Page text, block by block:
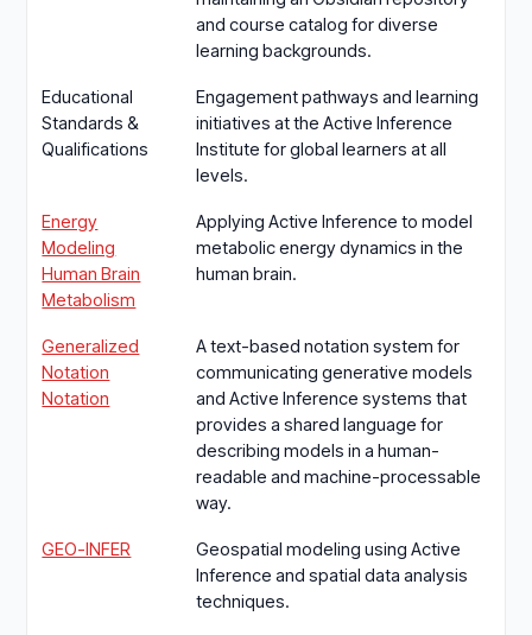
and course catalog for diverse
learning backgrounds.
Educational
Standards &
Qualifications
Engagement pathways and learning
initiatives at the Active Inference
Institute for global learners at all
levels.
Energy
Modeling
Human Brain
Metabolism
Applying Active Inference to model
metabolic energy dynamics in the
human brain.
Generalized
Notation
Notation
A text-based notation system for
communicating generative models
and Active Inference systems that
provides a shared language for
describing models in a human-
readable and machine-processable
way.
GEO-INFER
Geospatial modeling using Active
Inference and spatial data analysis
techniques.